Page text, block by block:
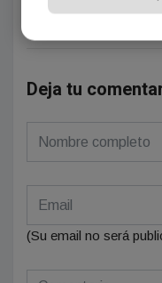
Se
Deja tu
(Su email no será